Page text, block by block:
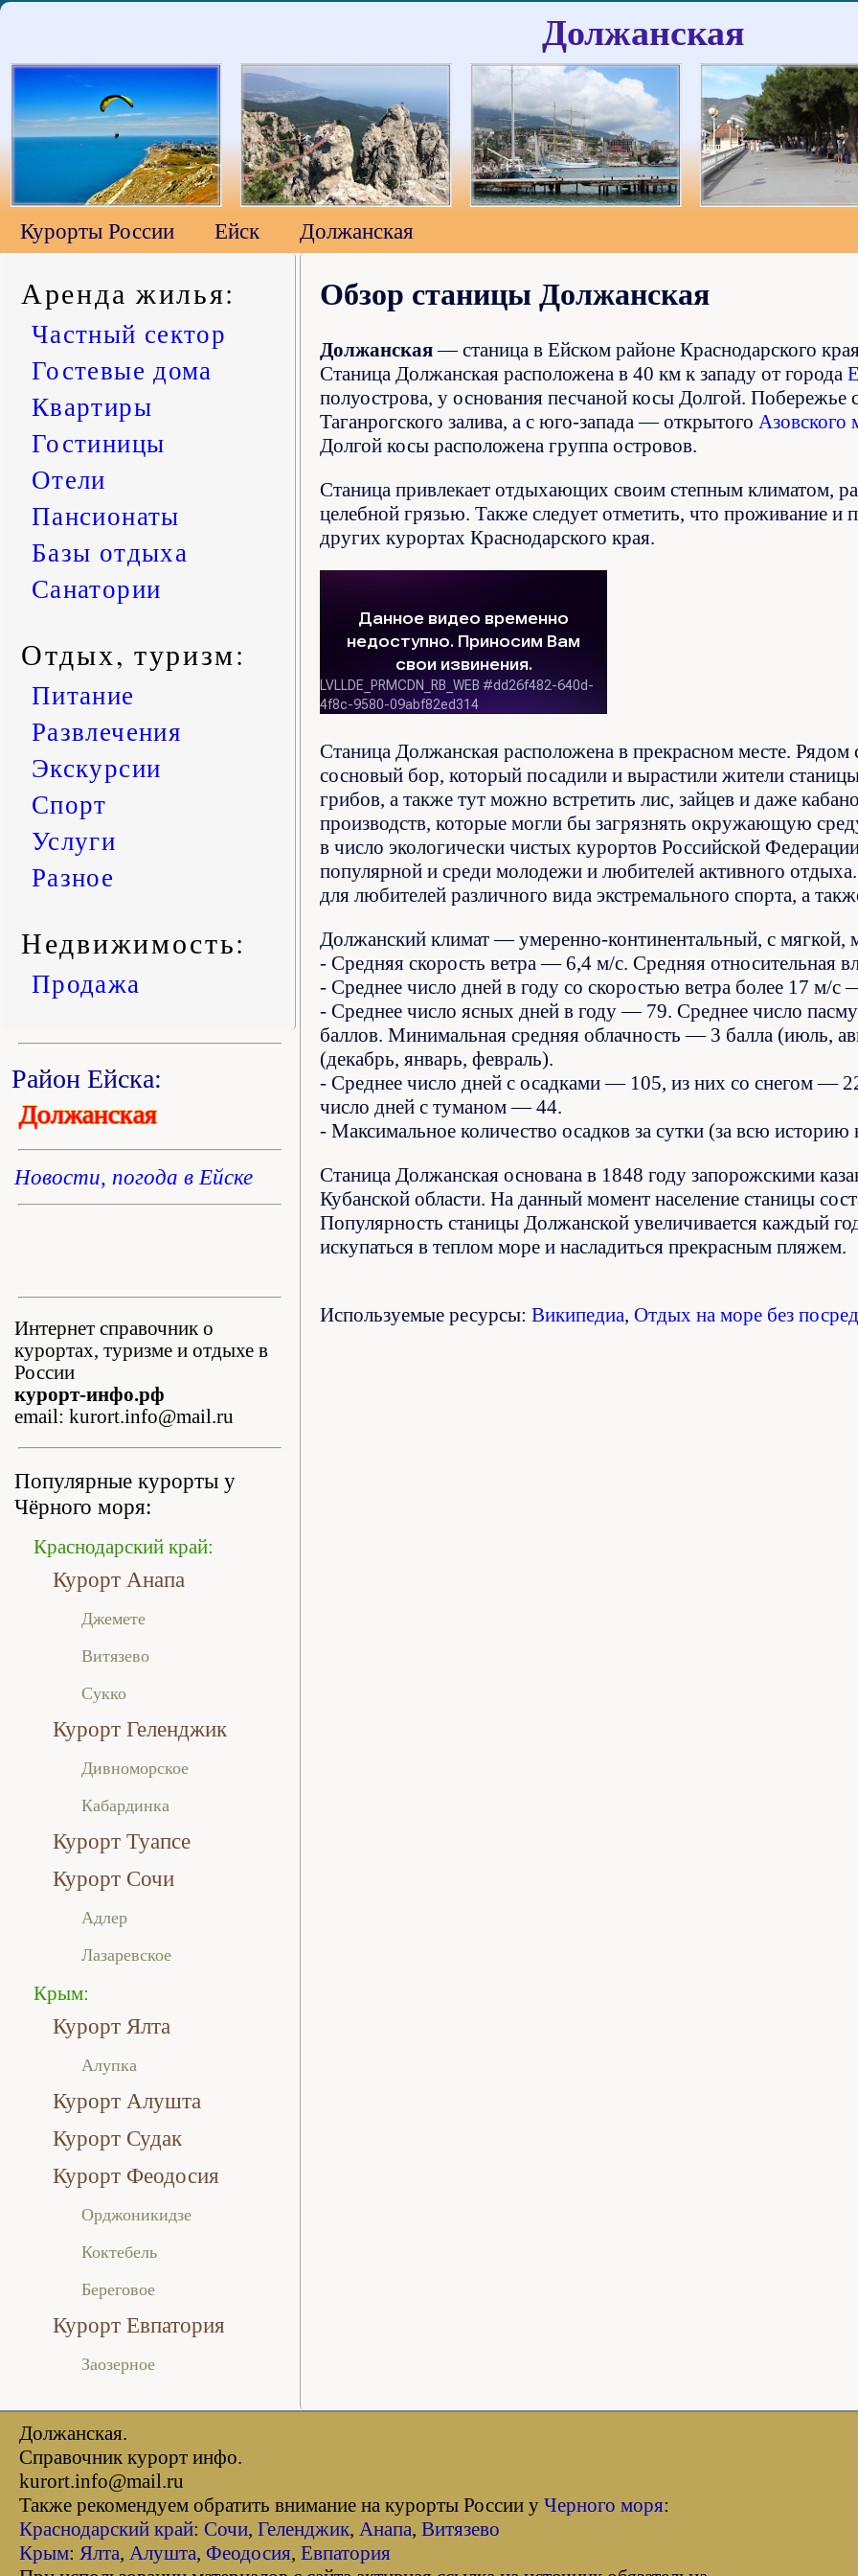
Должанская
Курорты России Ейск Должанская
Аренда жилья:
Частный сектор
Гостевые дома
Квартиры
Гостиницы
Отели
Пансионаты
Базы отдыха
Санатории
Отдых, туризм:
Питание
Развлечения
Экскурсии
Спорт
Услуги
Разное
Недвижимость:
Продажа
Обзор станицы Должанская
Должанская— станица в Ейском районе Краснодарского
Станица Должанская расположена в 40 км к западу от города
полуострова, у основания песчаной косы Долгой. Побережье
Таганрогского залива, а с юго-запада — открытого Азовского
Долгой косы расположена группа островов.
Станица привлекает отдыхающих своим степным климатом,
целебной грязью. Также следует отметить, что проживание и
других курортах Краснодарского края.
Станица Должанская расположена в прекрасном месте. Рядом
сосновый бор, который посадили и вырастили жители
грибов, а также тут можно встретить лис, зайцев и даже
производств, которые могли бы загрязнять окружающую
в число экологически чистых курортов Российской
популярной и среди молодежи и любителей активного
для любителей различного вида экстремального спорта, а
Должанский климат — умеренно-континентальный, с
- Средняя скорость ветра — 6,4 м/с. Средняя относительная
- Среднее число дней в году со скоростью ветра более 17 м/с
- Среднее число ясных дней в году — 79. Среднее число
баллов. Минимальная средняя облачность — 3 балла (июль,
(декабрь, январь, февраль).
- Среднее число дней с осадками — 105, из них со снегом —
число дней с туманом — 44.
- Максимальное количество осадков за сутки (за всю
Станица Должанская основана в 1848 году запорожскими
Кубанской области. На данный момент население станицы
Популярность станицы Должанской увеличивается каждый
искупаться в теплом море и насладиться прекрасным пляжем.
Используемые ресурсы: Википедиа, Отдых на море без
Район Ейска:
Должанская
Новости, погода в Ейске
Интернет справочник о
курортах, туризме и отдыхе в
России
курорт-инфо.рф
email: kurort.info@mail.ru
Популярные курорты у
Чёрного моря:
Краснодарский край:
Курорт Анапа
Джемете
Витязево
Сукко
Курорт Геленджик
Дивноморское
Кабардинка
Курорт Туапсе
Курорт Сочи
Адлер
Лазаревское
Крым:
Курорт Ялта
Алупка
Курорт Алушта
Курорт Судак
Курорт Феодосия
Орджоникидзе
Коктебель
Береговое
Курорт Евпатория
Заозерное
Должанская.
Справочник курорт инфо.
kurort.info@mail.ru
Также рекомендуем обратить внимание на курорты России у Черного моря:
Краснодарский край: Сочи, Геленджик, Анапа, Витязево
Крым: Ялта, Алушта, Феодосия, Евпатория